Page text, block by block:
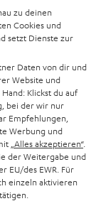
bis zu
zu deinen
Cookies und
setzt Dienste zur
Daten von dir und
Website und
Klickst du auf
bei der wir nur
Empfehlungen,
Werbung und
„Alles akzeptieren“.
der Weitergabe und
EU/des EWR. Für
einzeln aktivieren